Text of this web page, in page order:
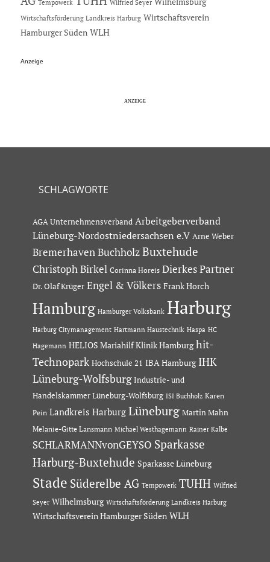
Tempowerk Wilfried Seyer
Wirtschaftsförderung Landkreis Harburg Wirtschaftsverein
Hamburger Süden WLH
Anzeige
SCHLAGWORTE
AGA Unternehmensverband Arbeitgeberverband
Lüneburg-Nordostniedersachsen e.V Arne Weber
Bremerhaven Buchholz Buxtehude
Christoph Birkel Corinna Horeis Dierkes Partner
Dr. Olaf Krüger Engel & Völkers Frank Horch
Hamburg Hamburger Volksbank Harburg
Harburg Citymanagement Hartmann Haustechnik Haspa HC
Hagemann HELIOS Mariahilf Klinik Hamburg hit-
Technopark Hochschule 21 IBA Hamburg IHK
Lüneburg-Wolfsburg Industrie- und
Handelskammer Lüneburg-Wolfsburg ISI Buchholz Karen
Pein Landkreis Harburg Lüneburg Martin Mahn
Melanie-Gitte Lansmann Michael Westhagemann Rainer Kalbe
SCHLARMANNvonGEYSO Sparkasse
Harburg-Buxtehude Sparkasse Lüneburg
Stade Süderelbe AG Tempowerk TUHH Wilfried
Seyer Wilhelmsburg Wirtschaftsförderung Landkreis Harburg
Wirtschaftsverein Hamburger Süden WLH